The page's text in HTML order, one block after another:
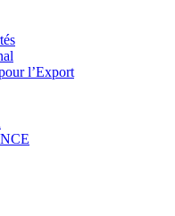
l’Export